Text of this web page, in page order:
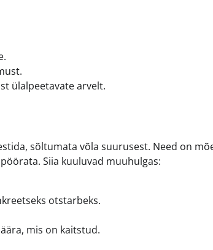
ülalpeetavate arvelt.
sõltumata võla suurusest. Need on
Siia kuuluvad muuhulgas:
otstarbeks.
mis on kaitstud.